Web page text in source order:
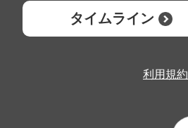
タイムライン
利用規約